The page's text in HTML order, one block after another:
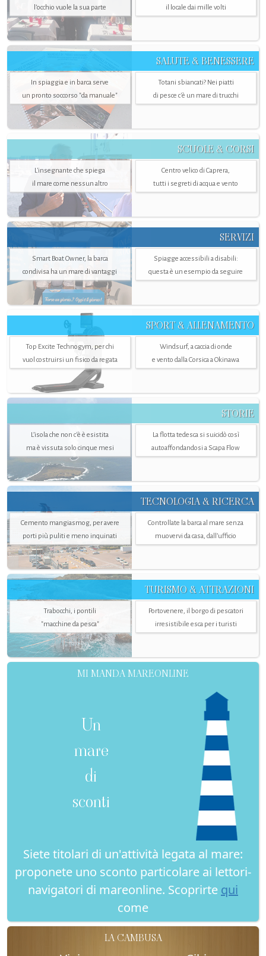
l’occhio vuole la sua parte il locale dai mille volti
SALUTE & BENESSERE
In spiaggia e in barca serve
un pronto soccorso "da manuale"
Totani sbiancati? Nei piatti
di pesce c'è un mare di trucchi
SCUOLE & CORSI
L'insegnante che spiega
il mare come nessun altro
Centro velico di Caprera,
tutti i segreti di acqua e vento
SERVIZI
Smart Boat Owner, la barca
condivisa ha un mare di vantaggi
Spiagge accessibili a disabili:
questa è un esempio da seguire
SPORT & ALLENAMENTO
Top Excite Technogym, per chi
vuol costruirsi un fisico da regata
Windsurf, a caccia di onde
e vento dalla Corsica a Okinawa
STORIE
L’isola che non c'è è esistita
ma è vissuta solo cinque mesi
La flotta tedesca si suicidò così
autoaffondandosi a Scapa Flow
TECNOLOGIA & RICERCA
Cemento mangiasmog, per avere
porti più puliti e meno inquinati
Controllate la barca al mare senza
muovervi da casa, dall’ufficio
TURISMO & ATTRAZIONI
Trabocchi, i pontili
"macchine da pesca"
Portovenere, il borgo di pescatori
irresistibile esca per i turisti
MI MANDA MAREONLINE
Un
mare
di
sconti
Siete titolari di un'attività legata al mare:
proponete uno sconto particolare ai lettori-
navigatori di mareonline. Scoprirte qui
come
LA CAMBUSA